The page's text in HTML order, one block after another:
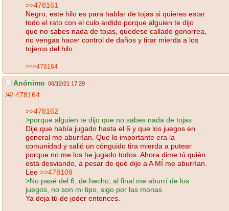
>>478161
Negro, este hilo es para hablar de tojas si quieres estar
todo el rato con el culo ardido porque alguien te dijo
que no sabes nada de tojas, quedese callado gonorrea,
no vengas hacer control de daños y tirar mierda a los
tojeros del hilo
>>>478164
Anónimo 06/12/21 17:29
/#/ 478164
>>478162
>porque alguien te dijo que no sabes nada de tojas
Dije que había jugado hasta el 6 y que los juegos en
general me aburrían. Que lo importante era la
comunidad y salió un cónguido tira mierda a putear
porque no me los he jugado todos. Ahora dime tú quién
está desviando, a pesar de qué dije a A MÍ me aburrían.
Lee >>478109
>No pasé del 6, de hecho, al final me aburrí de los
juegos, no son mi tipo, sigo por las monas
Ya deja tú de joder entonces.